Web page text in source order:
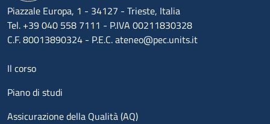
Piazzale Europa, 1 - 34127 - Trieste, Italia
Tel. +39 040 558 7111 - P.IVA 00211830328
C.F. 80013890324 - P.E.C. ateneo@pec.units.it
Menu footer 1
Il corso
Piano di studi
Assicurazione della Qualità (AQ)